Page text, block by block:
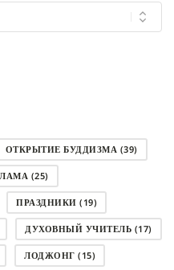
ОТКРЫТИЕ БУДДИЗМА (39)
(25)
ПРАЗДНИКИ (19)
ДУХОВНЫЙ УЧИТЕЛЬ (17)
ЛОДЖОНГ (15)